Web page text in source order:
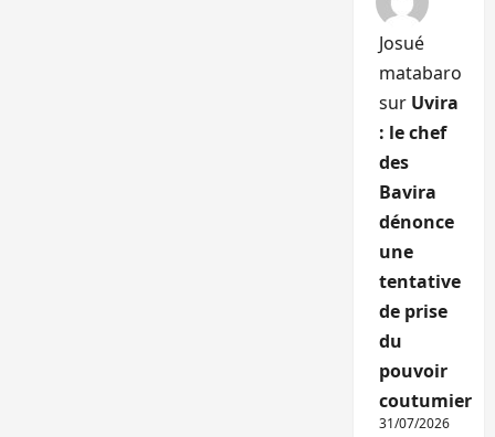
Josué
matabaro
sur Uvira
: le chef
des
Bavira
dénonce
une
tentative
de prise
du
pouvoir
coutumier
31/07/2026